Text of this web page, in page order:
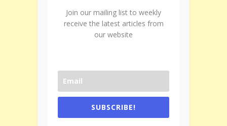
Join our mailing list to weekly
receive the latest articles from
our website
SUBSCRIBE!